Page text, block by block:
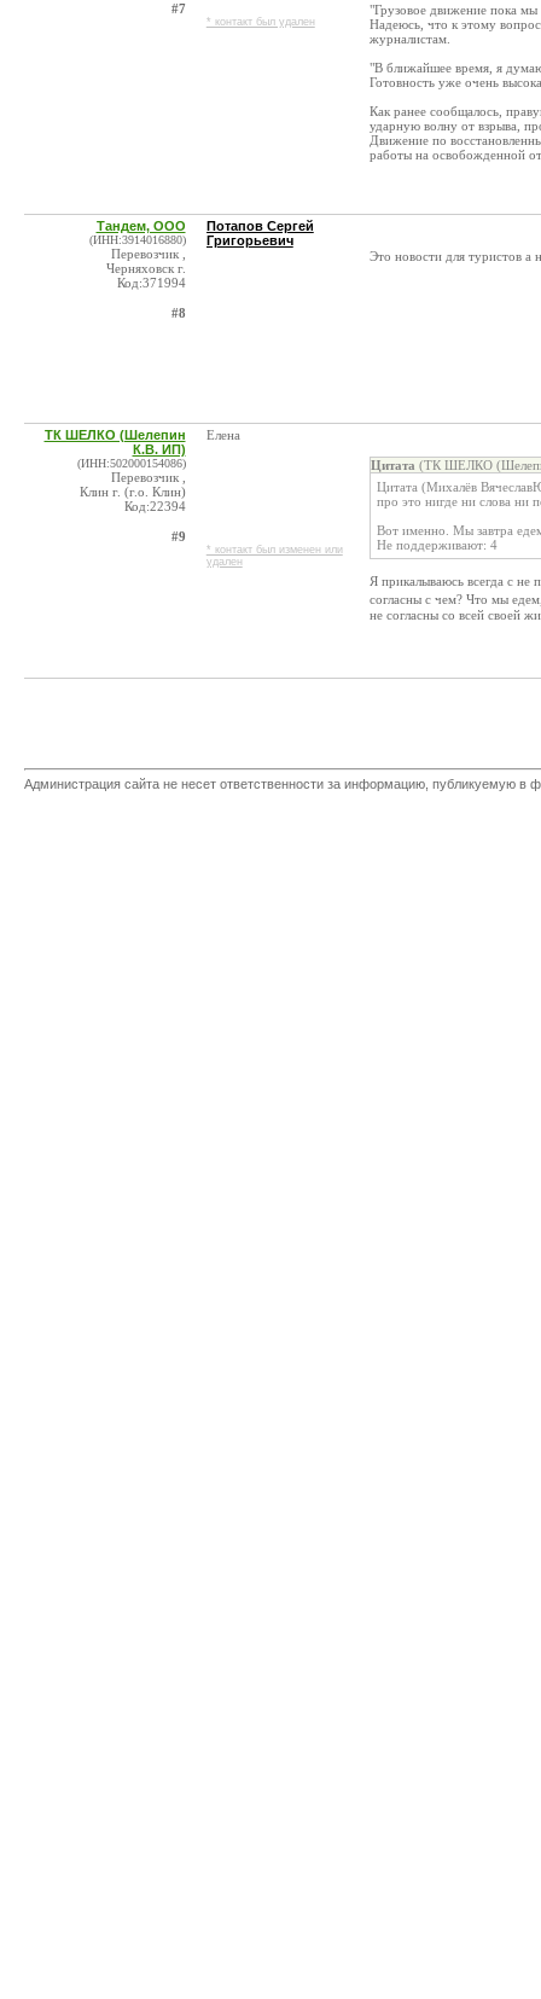
#7
* контакт был удален
"Грузовое движение пока
Надеюсь, что к этому
журналистам.
"В ближайшее время, я
Готовность уже очень
Как ранее сообщалось,
ударную волну от взрыва,
Движение по
работы на освобожденной
Тандем, ООО
(ИНН:3914016880)
Перевозчик ,
Черняховск г.
Код:371994
#8
Потапов Сергей
Григорьевич
Это новости для туристов а
ТК ШЕЛКО (Шелепин
К.В. ИП)
(ИНН:502000154086)
Перевозчик ,
Клин г. (г.о. Клин)
Код:22394
#9
Елена
* контакт был изменен или
удален
Цитата (ТК ШЕЛКО
Цитата (Михалёв
про это нигде ни слова ни
Вот именно. Мы завтра
Не поддерживают: 4
Я прикалываюсь всегда с
согласны с чем? Что мы
не согласны со всей своей
Администрация сайта не несет ответственности за информацию, публикуемую